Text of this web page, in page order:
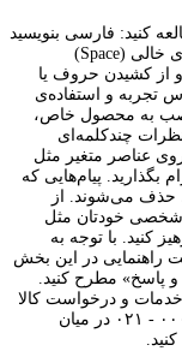
کنید: فارسی بنویسید
و از کیبورد فارسی استفاده کنید. بهتر است از فضای خالی (Space)
از کشیدن حروف یا
تجربه و استفاده‌ی
به محصول خاص،
چندکلمه‌‌ای
عناصر متغیر مثل
بگذارید. پیام‌هایی که
حذف می‌شوند. از
شخصی خودتان مثل
کنید. با توجه به
راهنمایی در این بخش
پاسخ» مطرح کنید.
و درخواست کالا
را با ایمیل info@yourdomain.com یا با شماره‌ی ۰۰۰۰ - ۰۲۱ در میان